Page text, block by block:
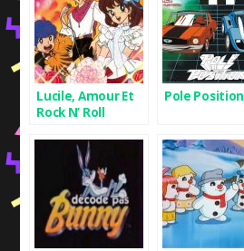
Lucile, Amour Et
Rock N’ Roll
Pole Position